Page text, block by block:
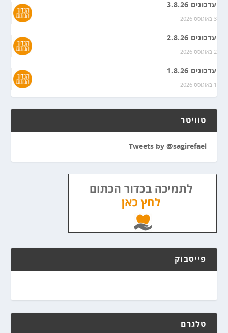
עדכונים 3.8.26
3 באוגוסט 2026
עדכונים 2.8.26
2 באוגוסט 2026
עדכונים 1.8.26
1 באוגוסט 2026
טוויטר
Tweets by @sagirefael
פייסבוק
טלגרם